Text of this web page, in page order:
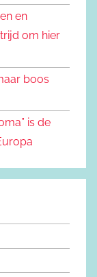
en
om hier
boos
is de